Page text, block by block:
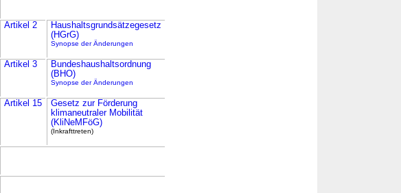
Artikel 2
Haushalts­grundsätze­gesetz
(HGrG)
Synopse der Änderungen
Artikel 3
Bundeshaushalts­ordnung
(BHO)
Synopse der Änderungen
Artikel 15
Gesetz zur Förderung
klimaneutraler Mobilität
(KliNeMFöG)
(Inkrafttreten)